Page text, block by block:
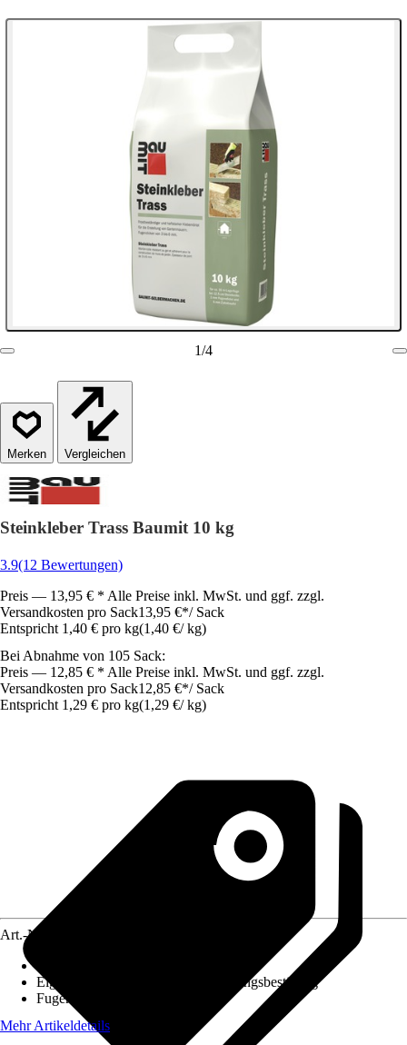
1/4
Vergleichen
Steinkleber Trass Baumit 10 kg
3.9(12 Bewertungen)
Preis — 13,95 € * Alle Preise inkl. MwSt. und ggf. zzgl.
Versandkosten pro Sack13,95 €*/ Sack
Entspricht 1,40 € pro kg(1,40 €/ kg)
Bei Abnahme von 105 Sack:
Preis — 12,85 € * Alle Preise inkl. MwSt. und ggf. zzgl.
Versandkosten pro Sack12,85 €*/ Sack
Entspricht 1,29 € pro kg(1,29 €/ kg)
Art.-Nr.
Eigenschaft
Frostbeständig, Witterungsbeständig
Fugenbreite
Mehr Artikeldetails